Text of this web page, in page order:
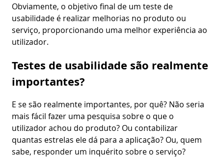
Obviamente, o objetivo final de um teste de
usabilidade é realizar melhorias no produto ou
serviço, proporcionando uma melhor experiência ao
utilizador.
Testes de usabilidade são realmente
importantes?
E se são realmente importantes, por quê? Não seria
mais fácil fazer uma pesquisa sobre o que o
utilizador achou do produto? Ou contabilizar
quantas estrelas ele dá para a aplicação? Ou, quem
sabe, responder um inquérito sobre o serviço?